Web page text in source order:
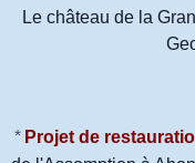
Le château de la
* Projet de